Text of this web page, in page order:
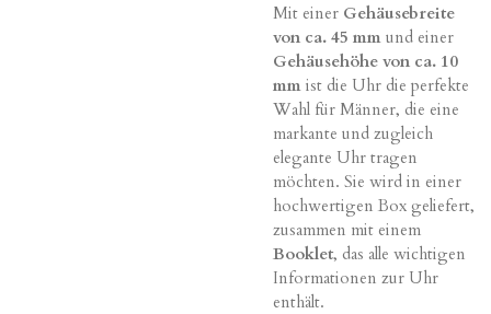
Mit einer Gehäusebreite
von ca. 45 mm und einer
Gehäusehöhe von ca. 10
mm ist die Uhr die perfekte
Wahl für Männer, die eine
markante und zugleich
elegante Uhr tragen
möchten. Sie wird in einer
hochwertigen Box geliefert,
zusammen mit einem
Booklet, das alle wichtigen
Informationen zur Uhr
enthält.